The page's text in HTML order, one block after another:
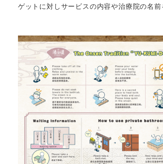
ゲットに対しサービスの内容や治療院の名